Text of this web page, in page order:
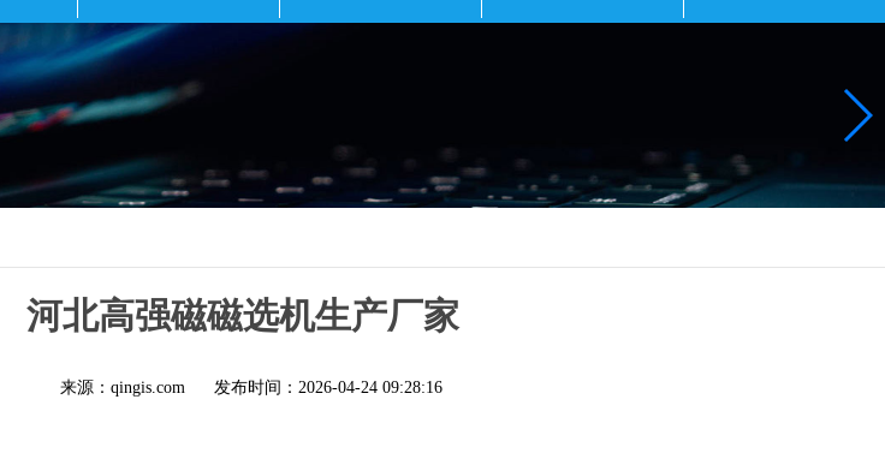
河北高强磁磁选机生产厂家
来源：qingis.com 发布时间： 2026-04-24 09:28:16